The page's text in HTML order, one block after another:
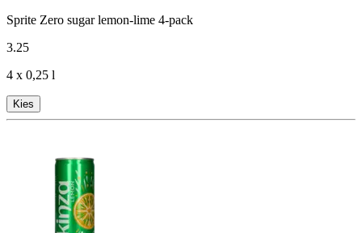
Sprite Zero sugar lemon-lime 4-pack
3.25
4 x 0,25 l
Kies